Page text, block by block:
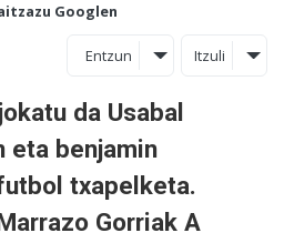
Googlen
Entzun Itzuli
da Usabal
eta benjamin
txapelketa.
Gorriak A